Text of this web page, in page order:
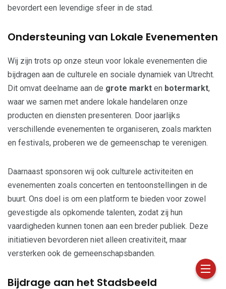
bevordert een levendige sfeer in de stad.
Ondersteuning van Lokale Evenementen
Wij zijn trots op onze steun voor lokale evenementen die
bijdragen aan de culturele en sociale dynamiek van Utrecht.
Dit omvat deelname aan de grote markt en botermarkt,
waar we samen met andere lokale handelaren onze
producten en diensten presenteren. Door jaarlijks
verschillende evenementen te organiseren, zoals markten
en festivals, proberen we de gemeenschap te verenigen.
Daarnaast sponsoren wij ook culturele activiteiten en
evenementen zoals concerten en tentoonstellingen in de
buurt. Ons doel is om een platform te bieden voor zowel
gevestigde als opkomende talenten, zodat zij hun
vaardigheden kunnen tonen aan een breder publiek. Deze
initiatieven bevorderen niet alleen creativiteit, maar
versterken ook de gemeenschapsbanden.
Bijdrage aan het Stadsbeeld